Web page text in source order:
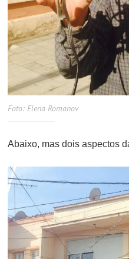
Foto: Elena Romanov
Abaixo, mas dois aspectos